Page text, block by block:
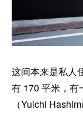
这间本来是私人
有 170 平米，有
（Yuichi